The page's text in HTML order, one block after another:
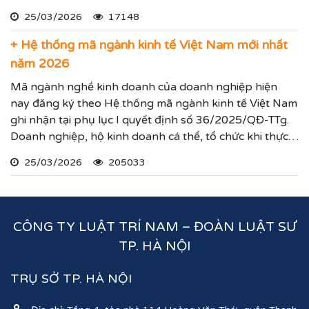
25/03/2026 17148
+ Hệ thống mã ngành kinh tế Việt Nam mới nhất
năm 2026
Mã ngành nghề kinh doanh của doanh nghiệp hiện
nay đăng ký theo Hệ thống mã ngành kinh tế Việt Nam
ghi nhận tại phụ lục I quyết định số 36/2025/QĐ-TTg.
Doanh nghiệp, hộ kinh doanh cá thể, tổ chức khi thực
ghi nhận lĩnh vực hoạt động, ngành nghề kinh doanh
25/03/2026 205033
CÔNG TY LUẬT TRÍ NAM – ĐOÀN LUẬT SƯ
TP. HÀ NỘI
TRỤ SỞ TP. HÀ NỘI